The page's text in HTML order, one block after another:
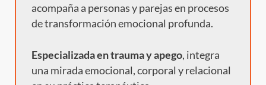
acompaña a personas y parejas en procesos
de transformación emocional profunda.
Especializada en trauma y apego, integra
una mirada emocional, corporal y relacional